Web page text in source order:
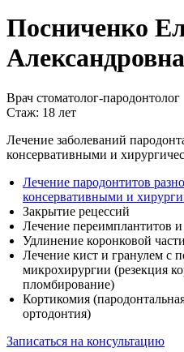
Посниченко
Александровна
Врач стоматолог-пародонтолог
Стаж: 18 лет
Лечение заболеваний
консервативными и
Лечение пародонтитов
консервативными и
Закрытие рецессий
Лечение переимплантитов и
Удлинение коронковой
Лечение кист и гранулем с
микрохирургии (резекция
пломбирование)
Кортикомия
ортодонтия)
Записаться на консультацию